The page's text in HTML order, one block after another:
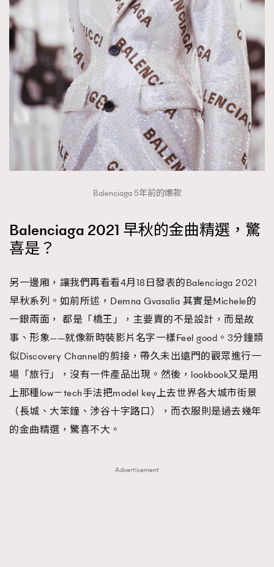
Balenciaga 5年前的爆款
Balenciaga 2021 早秋的金曲精選，驚
喜是？
另一邊廂，讓我們再看看4月18日發表的Balenciaga 2021
早秋系列。如前所述，Demna Gvasalia 其實是Michele的
一銀兩面， 都是「橋王」，主要賣的不是設計，而是故
事、形象——就像新時裝影片名字一樣Feel good。3分鐘類
似Discovery Channel的剪接，帶久未出遠門的觀眾進行一
場「旅行」，沒有一件產品出現。然後，lookbook又是用
上那種low－tech手法把model key上去世界各大城市街景
（長城、大笨鐘、涉谷十字路口），而衣服則是過去幾年
的金曲精選，驚喜不大。
Advertisement